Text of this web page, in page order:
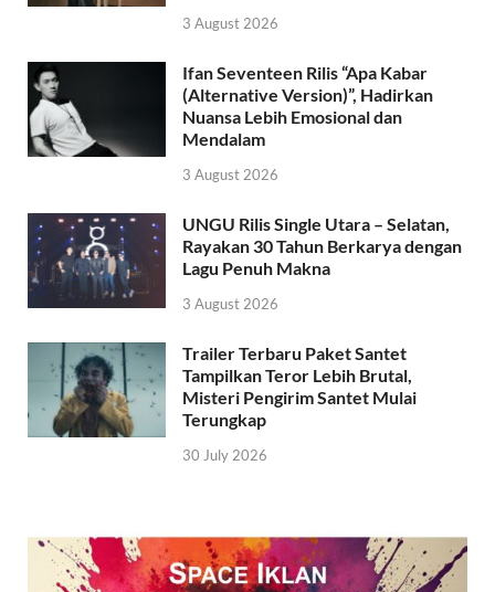
3 August 2026
Ifan Seventeen Rilis “Apa Kabar
(Alternative Version)”, Hadirkan
Nuansa Lebih Emosional dan
Mendalam
3 August 2026
UNGU Rilis Single Utara – Selatan,
Rayakan 30 Tahun Berkarya dengan
Lagu Penuh Makna
3 August 2026
Trailer Terbaru Paket Santet
Tampilkan Teror Lebih Brutal,
Misteri Pengirim Santet Mulai
Terungkap
30 July 2026